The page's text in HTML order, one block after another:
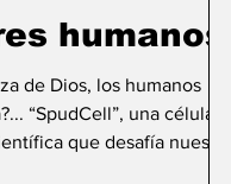
humanos?
de Dios, los humanos
“SpudCell”, una célula
que desafía nuestras